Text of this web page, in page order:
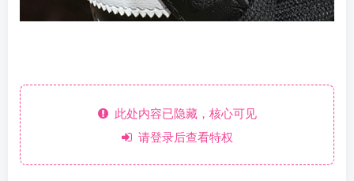
此处内容已隐藏，核心可见
请登录后查看特权